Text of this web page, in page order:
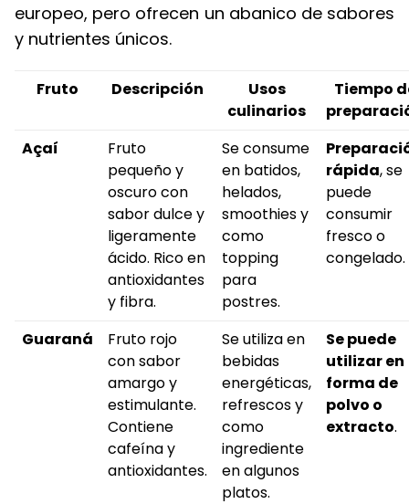
europeo, pero ofrecen un abanico de sabores
y nutrientes únicos.
Fruto Descripción
Usos
culinarios
Tiempo
Açaí
Fruto
pequeño y
oscuro con
sabor dulce y
ligeramente
ácido. Rico en
antioxidantes
y fibra.
Se consume
en batidos,
helados,
smoothies y
como
topping
para
postres.
rápida, se
puede
consumir
fresco o
congelado.
Guaraná
Fruto rojo
con sabor
amargo y
estimulante.
Contiene
cafeína y
antioxidantes.
Se utiliza en
bebidas
energéticas,
refrescos y
como
ingrediente
en algunos
platos.
Se puede
utilizar en
forma de
polvo o
extracto.